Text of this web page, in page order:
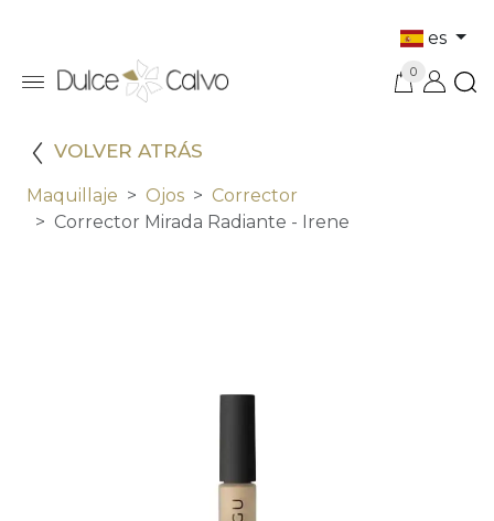
es
0
VOLVER ATRÁS
Maquillaje Ojos
Corrector
Corrector Mirada Radiante - Irene